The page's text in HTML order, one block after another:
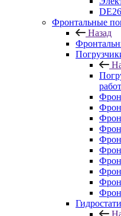
Фронтальные
Назад
работ